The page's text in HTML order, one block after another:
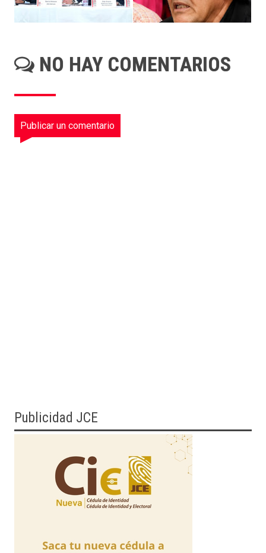
NO HAY COMENTARIOS
Publicar un comentario
Publicidad JCE